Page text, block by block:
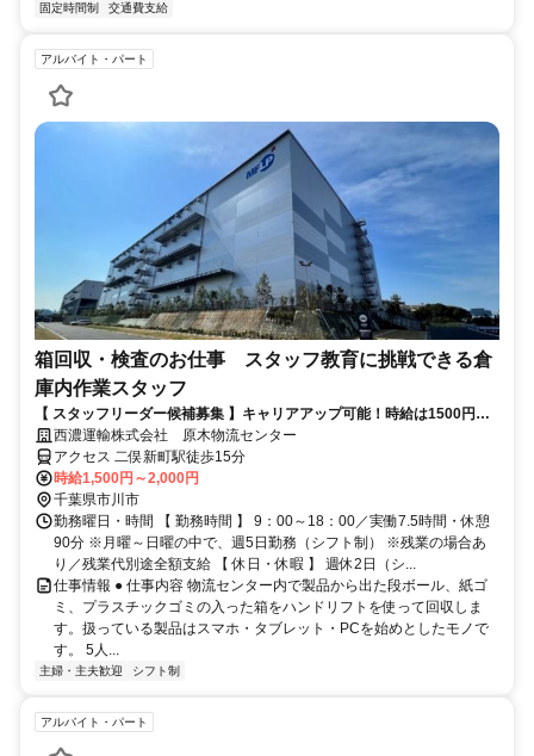
固定時間制 交通費支給
アルバイト・パート
箱回収・検査のお仕事 スタッフ教育に挑戦できる倉
庫内作業スタッフ
【 スタッフリーダー候補募集 】キャリアアップ可能！時給は1500円～
2000円！
西濃運輸株式会社 原木物流センター
アクセス 二俣新町駅徒歩15分
時給1,500円～2,000円
千葉県市川市
勤務曜日・時間 【 勤務時間 】 9：00～18：00／実働7.5時間・休憩
90分 ※月曜～日曜の中で、週5日勤務（シフト制） ※残業の場合あ
り／残業代別途全額支給 【 休日・休暇 】 週休2日（シ...
仕事情報 ● 仕事内容 物流センター内で製品から出た段ボール、紙ゴ
ミ、プラスチックゴミの入った箱をハンドリフトを使って回収しま
す。扱っている製品はスマホ・タブレット・PCを始めとしたモノで
す。 5人...
主婦・主夫歓迎 シフト制
アルバイト・パート